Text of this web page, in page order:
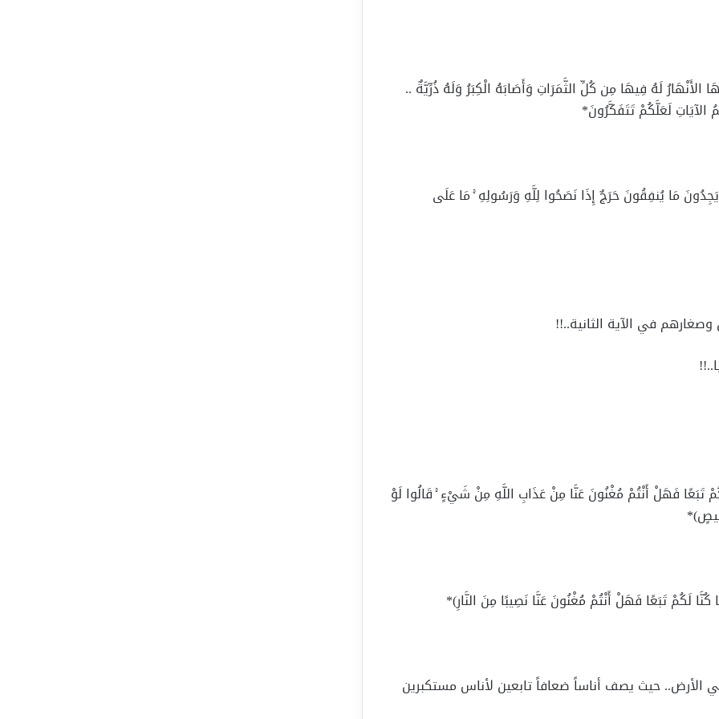
لَهُ فِيهَا مِن كُلِّ الثَّمَرَاتِ وَأَصَابَهُ الْكِبَرُ وَلَهُ ذُرِّيَّةٌ ..
الآيَاتِ لَعَلَّكُمْ تَتَفَكَّرُونَ*
مَا يُنفِقُونَ حَرَجٌ إِذَا نَصَحُوا لِلَّهِ وَرَسُولِهِ ۚ مَا عَلَى
في الآية الثانية..!!
تَبَعًا فَهَلْ أَنْتُمْ مُغْنُونَ عَنَّا مِنْ عَذَابِ اللَّهِ مِنْ شَيْءٍ ۚ قَالُوا لَوْ
لَكُمْ تَبَعًا فَهَلْ أَنْتُمْ مُغْنُونَ عَنَّا نَصِيبًا مِنَ النَّارِ)*
حيث يصف أناساً ضعافاً تابعين لأناس مستكبرين